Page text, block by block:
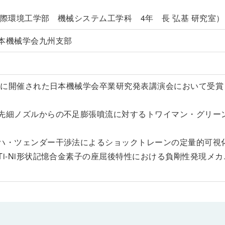
環境工学部 機械システム工学科 4年 長 弘基 研究室）
機械学会九州支部
開催された日本機械学会卒業研究発表講演会において受
細ノズルからの不足膨張噴流に対するトワイマン・グリー
・ツェンダー干渉法によるショックトレーンの定量的可視
Ni形状記憶合金素子の座屈後特性における負剛性発現メ